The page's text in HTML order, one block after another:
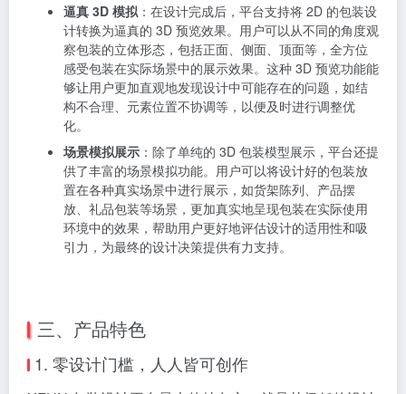
智能颜色搭配推荐：考虑到很多用户在颜色搭配方面可
能存在困难，平台利用先进的算法，为用户提供智能颜
色搭配推荐功能。当用户选择了一种主色调后，平台会
自动推荐与之搭配协调的辅助色和互补色，生成多种颜
色搭配方案供用户选择。这些搭配方案经过精心设计和
测试，能够确保在视觉上给人以舒适、和谐的感受，提
升包装设计的整体美感。
5. 3D 预览与真实效果呈现
逼真 3D 模拟：在设计完成后，平台支持将 2D 的包装设
计转换为逼真的 3D 预览效果。用户可以从不同的角度观
察包装的立体形态，包括正面、侧面、顶面等，全方位
感受包装在实际场景中的展示效果。这种 3D 预览功能能
场景模拟展示：除了单纯的 3D 包装模型展示，平台还提
置在各种真实场景中进行展示，如货架陈列、产品摆
放、礼品包装等场景，更加真实地呈现包装在实际使用